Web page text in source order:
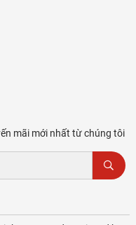
mãi mới nhất từ chúng tôi